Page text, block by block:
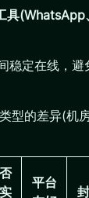
具
稳定在线，避
型的差异(机
平台